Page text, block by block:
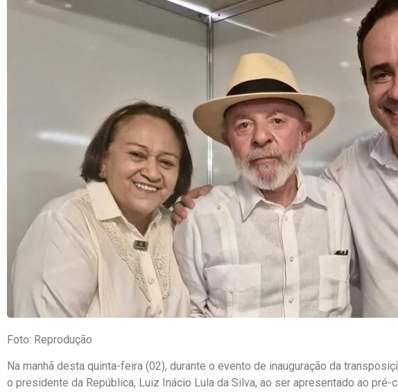
Foto: Reprodução
Na manhã desta quinta-feira (02), durante o evento de inauguração da
o presidente da República, Luiz Inácio Lula da Silva, ao ser apresentado ao pré-